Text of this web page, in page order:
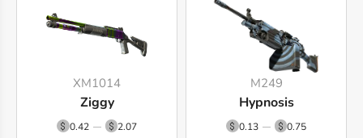
XM1014
Ziggy
0.42
2.07
M249
Hypnosis
0.13
0.75